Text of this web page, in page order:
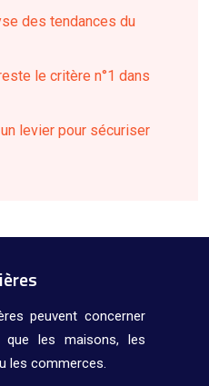
des tendances du
le critère n°1 dans
levier pour sécuriser
peuvent concerner
les maisons, les
les commerces.